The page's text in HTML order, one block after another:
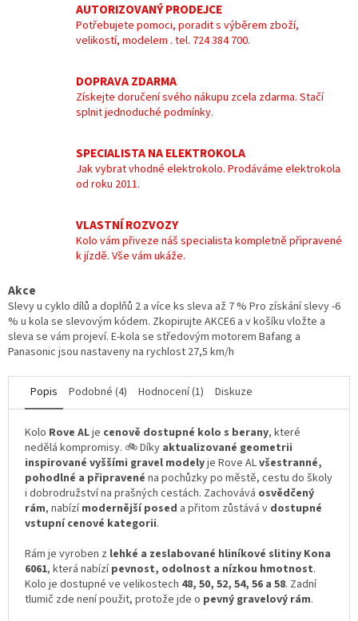
AUTORIZOVANÝ PRODEJCE
Potřebujete pomoci, poradit s výběrem zboží,
velikostí, modelem . tel. 724 384 700.
DOPRAVA ZDARMA
Získejte doručení svého nákupu zcela zdarma. Stačí
splnit jednoduché podmínky.
SPECIALISTA NA ELEKTROKOLA
Jak vybrat vhodné elektrokolo. Prodáváme elektrokola
od roku 2011.
VLASTNÍ ROZVOZY
Kolo vám přiveze náš specialista kompletně připravené
k jízdě. Vše vám ukáže.
Akce
Slevy u cyklo dílů a doplňů 2 a více ks sleva až 7 % Pro získání slevy -6
% u kola se slevovým kódem. Zkopirujte AKCE6 a v košíku vložte a
sleva se vám projeví. E-kola se středovým motorem Bafang a
Panasonic jsou nastaveny na rychlost 27,5 km/h
Popis Podobné (4) Hodnocení (1) Diskuze
Kolo Rove ALje cenově dostupné kolo s berany, které
nedělá kompromisy. 🚲 Díky aktualizované geometrii
inspirované vyššími gravel modelyje Rove ALvšestranné,
pohodlné a připravené na pochůzky po městě, cestu do školy
i dobrodružství na prašných cestách. Zachovává osvědčený
rám, nabízímodernější posed a přitom zůstává v dostupné
vstupní cenové kategorii.
Rám je vyroben z lehké a zeslabované hliníkové slitiny Kona
6061, která nabízípevnost, odolnost a nízkou hmotnost.
Kolo je dostupné ve velikostech 48, 50, 52, 54, 56 a 58. Zadní
tlumič zde není použit, protože jde o pevný gravelový rám.